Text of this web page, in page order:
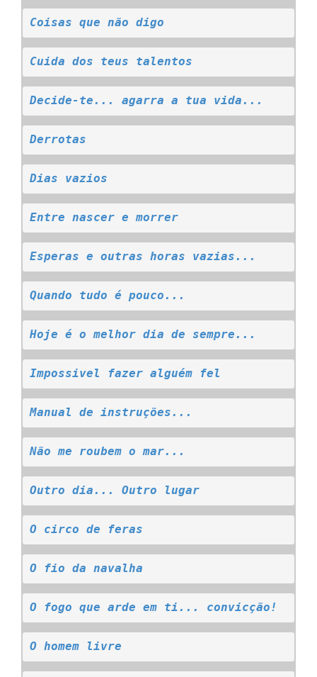
Coisas que não digo
Cuida dos teus talentos
Decide-te... agarra a tua vida...
Derrotas
Dias vazios
Entre nascer e morrer
Esperas e outras horas vazias...
Quando tudo é pouco...
Hoje é o melhor dia de sempre...
Impossivel fazer alguém fel
Manual de instruções...
Não me roubem o mar...
Outro dia... Outro lugar
O circo de feras
O fio da navalha
O fogo que arde em ti... convicção!
O homem livre